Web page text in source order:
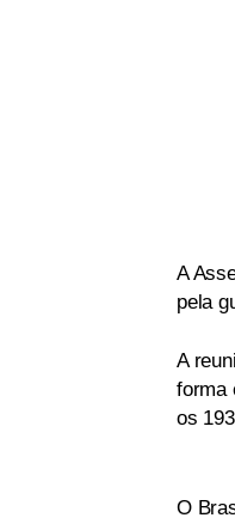
A
pela
A
forma
os
O